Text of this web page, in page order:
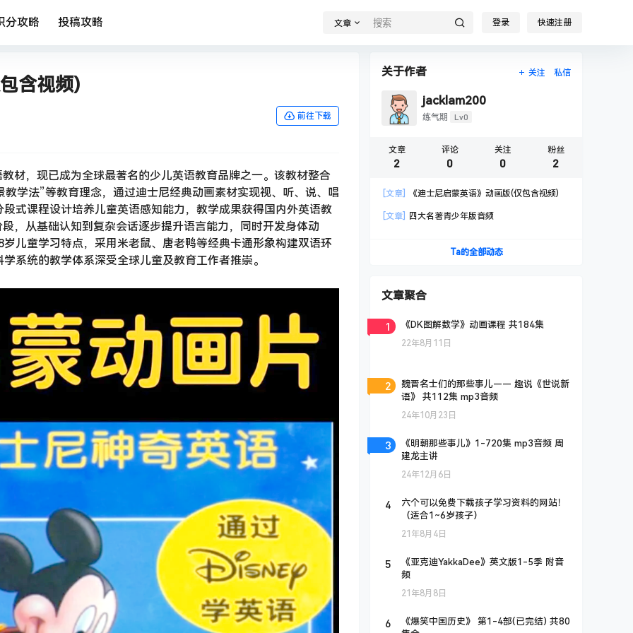
分攻略 投稿攻略 文章 登录 快速注册
含视频)
前往下载
材，现已成为全球最著名的少儿英语教育品牌之一。该教材整合
教学法”等教育理念，通过迪士尼经典动画素材实现视、听、说、唱
式课程设计培养儿童英语感知能力，教学成果获得国内外英语教
，从基础认知到复杂会话逐步提升语言能力，同时开发身体动
儿童学习特点，采用米老鼠、唐老鸭等经典卡通形象构建双语环
系统的教学体系深受全球儿童及教育工作者推崇。
关于作者 关注 私信
jacklam200
练气期 Lv0
文章
2
评论
0
关注
0
粉丝
2
[文章] 《迪士尼启蒙英语》动画版(仅包含视频)
[文章] 四大名著青少年版音频
Ta的全部动态
文章聚合
1 《DK图解数学》动画课程 共184集
22年8月11日
2
魏晋名士们的那些事儿—— 趣说《世说新
语》 共112集 mp3音频
24年10月23日
3
《明朝那些事儿》1-720集 mp3音频 周
建龙主讲
24年12月6日
4
六个可以免费下载孩子学习资料的网站！
（适合1~6岁孩子）
21年8月4日
5
《亚克迪YakkaDee》英文版1-5季 附音
频
21年8月8日
6
《爆笑中国历史》 第1-4部(已完结) 共80